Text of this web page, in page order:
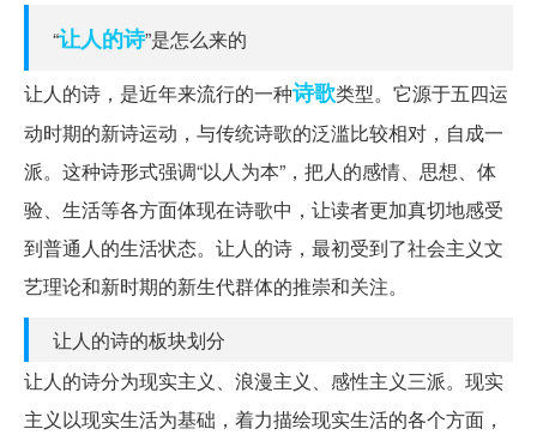
“让人的诗”是怎么来的
让人的诗，是近年来流行的一种诗歌类型。它源于五四运
动时期的新诗运动，与传统诗歌的泛滥比较相对，自成一
派。这种诗形式强调“以人为本”，把人的感情、思想、体
验、生活等各方面体现在诗歌中，让读者更加真切地感受
到普通人的生活状态。让人的诗，最初受到了社会主义文
艺理论和新时期的新生代群体的推崇和关注。
让人的诗的板块划分
让人的诗分为现实主义、浪漫主义、感性主义三派。现实
主义以现实生活为基础，着力描绘现实生活的各个方面，